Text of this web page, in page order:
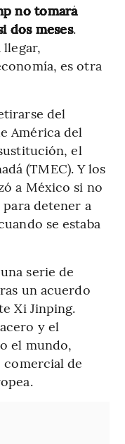
no tomará
dos meses.
es otra
del
América del
el
(TMEC). Y los
a México si no
detener a
se estaba
serie de
un acuerdo
Xi Jinping.
y el
el mundo,
de